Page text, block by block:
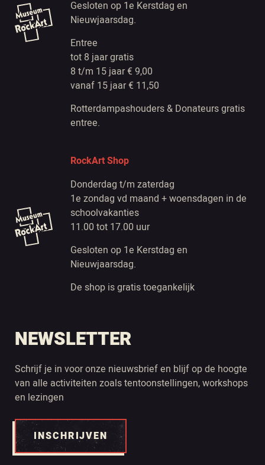
Gesloten op 1e Kerstdag en
Nieuwjaarsdag.
Entree
tot 8 jaar gratis
8 t/m 15 jaar € 9,00
vanaf 15 jaar € 11,50
Rotterdampashouders & Donateurs gratis
entree.
RockArt Shop
Donderdag t/m zaterdag
1e zondag vd maand + woensdagen in de
schoolvakanties
11.00 tot 17.00 uur
Gesloten op 1e Kerstdag en
Nieuwjaarsdag.
De shop is gratis toegankelijk
NEWSLETTER
Schrijf je in voor onze nieuwsbrief en blijf op de hoogte
van alle activiteiten zoals tentoonstellingen, workshops
en lezingen
INSCHRIJVEN